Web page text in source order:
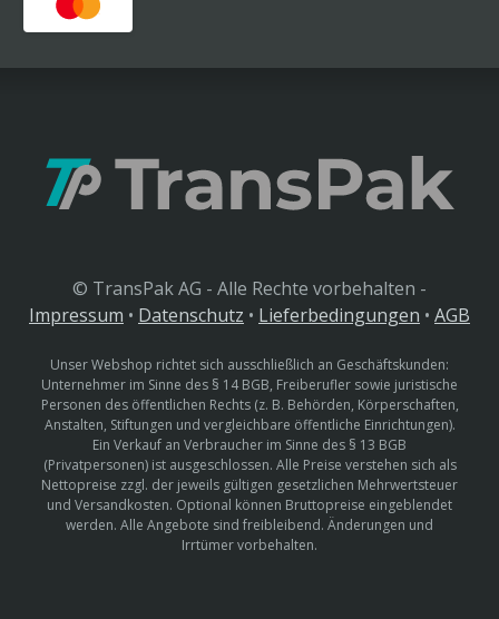
© TransPak AG - Alle Rechte vorbehalten -
Impressum • Datenschutz • Lieferbedingungen • AGB
Unser Webshop richtet sich ausschließlich an Geschäftskunden:
Unternehmer im Sinne des § 14 BGB, Freiberufler sowie juristische
Personen des öffentlichen Rechts (z. B. Behörden, Körperschaften,
Anstalten, Stiftungen und vergleichbare öffentliche Einrichtungen).
Ein Verkauf an Verbraucher im Sinne des § 13 BGB
(Privatpersonen) ist ausgeschlossen. Alle Preise verstehen sich als
Nettopreise zzgl. der jeweils gültigen gesetzlichen Mehrwertsteuer
und Versandkosten. Optional können Bruttopreise eingeblendet
werden. Alle Angebote sind freibleibend. Änderungen und
Irrtümer vorbehalten.